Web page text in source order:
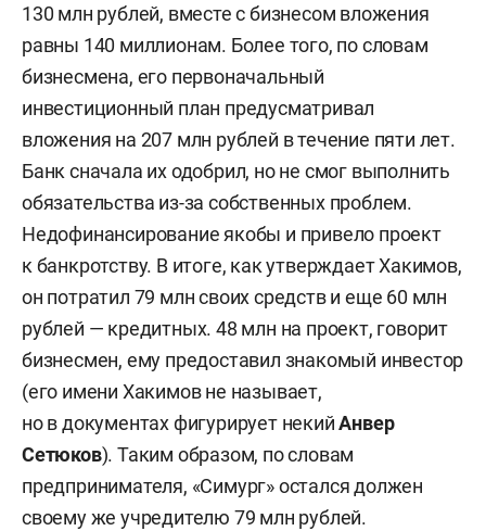
130 млн рублей, вместе с бизнесом вложения
равны 140 миллионам. Более того, по словам
бизнесмена, его первоначальный
инвестиционный план предусматривал
вложения на 207 млн рублей в течение пяти лет.
Банк сначала их одобрил, но не смог выполнить
обязательства из-за собственных проблем.
Недофинансирование якобы и привело проект
к банкротству. В итоге, как утверждает Хакимов,
он потратил 79 млн своих средств и еще 60 млн
рублей — кредитных. 48 млн на проект, говорит
бизнесмен, ему предоставил знакомый инвестор
(его имени Хакимов не называет,
но в документах фигурирует некийАнвер
Сетюков). Таким образом, по словам
предпринимателя, «Симург» остался должен
своему же учредителю 79 млн рублей.